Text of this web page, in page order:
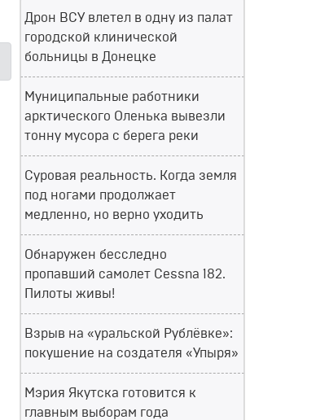
Дрон ВСУ влетел в одну из палат
городской клинической
больницы в Донецке
Муниципальные работники
арктического Оленька вывезли
тонну мусора с берега реки
Суровая реальность. Когда земля
под ногами продолжает
медленно, но верно уходить
Обнаружен бесследно
пропавший самолет Cessna 182.
Пилоты живы!
Взрыв на «уральской Рублёвке»:
покушение на создателя «Упыря»
Мэрия Якутска готовится к
главным выборам года